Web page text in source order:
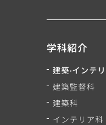
学科紹介
建築‧インテ
建築監督科
建築科
インテリア科